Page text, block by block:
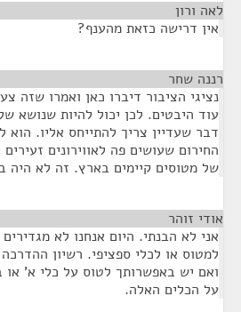
לאה ורון
אין דרישה כזאת מהענף?
רננה שחר
נציגי הציבור דיברו כאן ואמרו שזה
עוד היבטים. לכן יכול להיות שנושא
דבר שעדיין צריך להתייחס אליו. הוא
החירום שעושים פה לאווירונים
של מטוסים קיימים בארץ. זה לא היה
אודי זוהר
אני לא הבנתי. היום אנחנו לא
למטוס או לכלי ספציפי. רשיון
ואם יש באפשרותך לטוס על כלי א' או
על הכלים האלה.